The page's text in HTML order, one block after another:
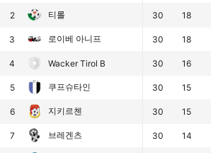
2 티롤
3 로이베 아니프
4 Wacker Tirol B
5 쿠프슈타인
6 지키르첸
7 브레겐츠
30 18
30 18
30 16
30 15
30 15
30 14